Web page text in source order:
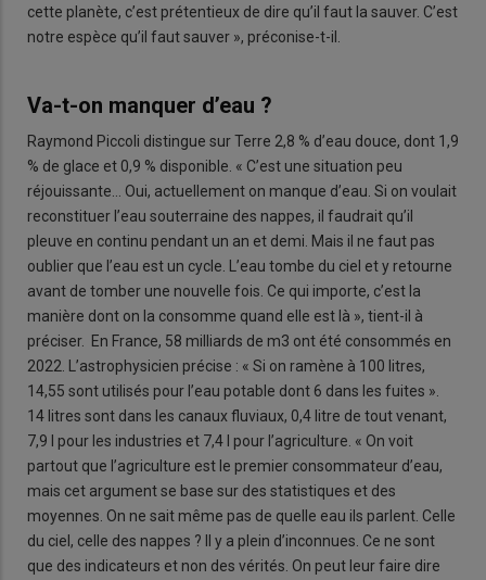
cette planète, c’est prétentieux de dire qu’il faut la sauver. C’est
notre espèce qu’il faut sauver », préconise-t-il.
Va-t-on manquer d’eau ?
Raymond Piccoli distingue sur Terre 2,8 % d’eau douce, dont 1,9
% de glace et 0,9 % disponible. « C’est une situation peu
réjouissante… Oui, actuellement on manque d’eau. Si on voulait
reconstituer l’eau souterraine des nappes, il faudrait qu’il
pleuve en continu pendant un an et demi. Mais il ne faut pas
oublier que l’eau est un cycle. L’eau tombe du ciel et y retourne
avant de tomber une nouvelle fois. Ce qui importe, c’est la
manière dont on la consomme quand elle est là », tient-il à
préciser. En France, 58 milliards de m3 ont été consommés en
2022. L’astrophysicien précise : « Si on ramène à 100 litres,
14,55 sont utilisés pour l’eau potable dont 6 dans les fuites ».
14 litres sont dans les canaux fluviaux, 0,4 litre de tout venant,
7,9 l pour les industries et 7,4 l pour l’agriculture. « On voit
partout que l’agriculture est le premier consommateur d’eau,
mais cet argument se base sur des statistiques et des
moyennes. On ne sait même pas de quelle eau ils parlent. Celle
du ciel, celle des nappes ? Il y a plein d’inconnues. Ce ne sont
que des indicateurs et non des vérités. On peut leur faire dire